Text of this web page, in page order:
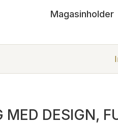
Magasinholder
MED DESIGN,